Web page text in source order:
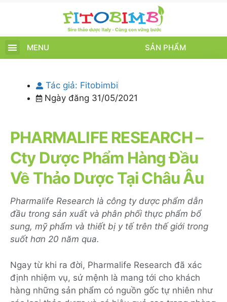
MENU SẢN PHẨM
Tác giả: Fitobimbi
Ngày đăng 31/05/2021
PHARMALIFE RESEARCH –
Cty Dược Phẩm Hàng Đầu
Về Thảo Dược Tại Châu Âu
Pharmalife Research là công ty dược phẩm dẫn
đầu trong sản xuất và phân phối thực phẩm bổ
sung, mỹ phẩm và thiết bị y tế trên thế giới trong
suốt hơn 20 năm qua.
Ngay từ khi ra đời, Pharmalife Research đã xác
định nhiệm vụ, sứ mệnh là mang tới cho khách
hàng những sản phẩm có nguồn gốc tự nhiên như